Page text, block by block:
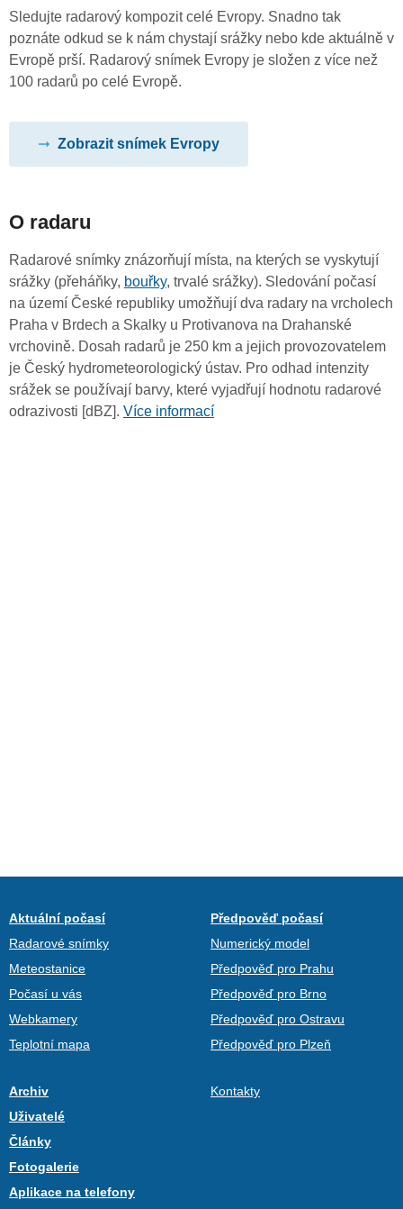
Sledujte radarový kompozit celé Evropy. Snadno tak
poznáte odkud se k nám chystají srážky nebo kde aktuálně v
Evropě prší. Radarový snímek Evropy je složen z více než
100 radarů po celé Evropě.
Zobrazit snímek Evropy
O radaru
Radarové snímky znázorňují místa, na kterých se vyskytují
srážky (přeháňky, bouřky, trvalé srážky). Sledování počasí
na území České republiky umožňují dva radary na vrcholech
Praha v Brdech a Skalky u Protivanova na Drahanské
vrchovině. Dosah radarů je 250 km a jejich provozovatelem
je Český hydrometeorologický ústav. Pro odhad intenzity
srážek se používají barvy, které vyjadřují hodnotu radarové
odrazivosti [dBZ]. Více informací
Aktuální počasí
Radarové snímky
Meteostanice
Počasí u vás
Webkamery
Teplotní mapa
Předpověď počasí
Numerický model
Předpověď pro Prahu
Předpověď pro Brno
Předpověď pro Ostravu
Předpověď pro Plzeň
Archiv
Uživatelé
Články
Fotogalerie
Aplikace na telefony
Kontakty